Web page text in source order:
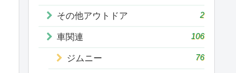
その他アウトドア 2
車関連 106
ジムニー 76